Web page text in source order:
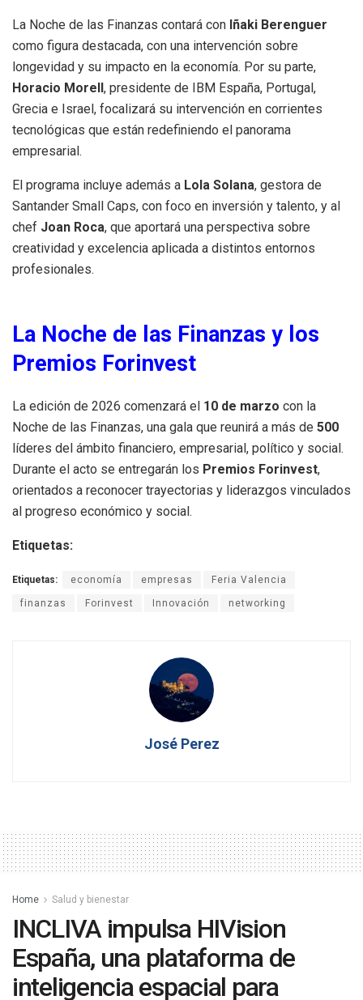
La Noche de las Finanzas contará con Iñaki Berenguer
como figura destacada, con una intervención sobre
longevidad y su impacto en la economía. Por su parte,
Horacio Morell , presidente de IBM España, Portugal,
Grecia e Israel, focalizará su intervención en corrientes
tecnológicas que están redefiniendo el panorama
empresarial.
El programa incluye además a Lola Solana, gestora de
Santander Small Caps, con foco en inversión y talento, y al
chef Joan Roca, que aportará una perspectiva sobre
creatividad y excelencia aplicada a distintos entornos
profesionales.
La Noche de las Finanzas y los
Premios Forinvest
La edición de 2026 comenzará el 10 de marzo con la
Noche de las Finanzas, una gala que reunirá a más de 500
líderes del ámbito financiero, empresarial, político y social.
Durante el acto se entregarán los Premios Forinvest,
orientados a reconocer trayectorias y liderazgos vinculados
al progreso económico y social.
Etiquetas:
Etiquetas: economía empresas Feria Valencia
finanzas Forinvest Innovación networking
José Perez
Home Salud y bienestar
INCLIVA impulsa HIVision
España, una plataforma de
inteligencia espacial para